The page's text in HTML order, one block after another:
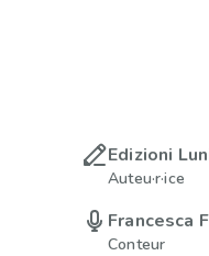
Edizioni
Auteu·r·ice
Francesca
Conteur